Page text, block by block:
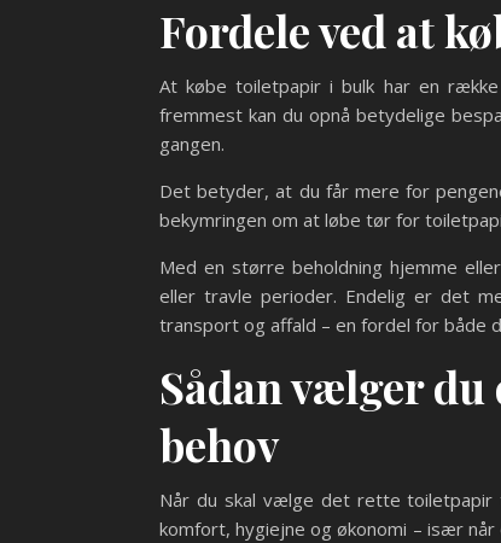
Fordele ved at
At købe toiletpapir i bulk har en
fremmest kan du opnå betydelige
gangen.
Det betyder, at du får mere for
bekymringen om at løbe tør for
Med en større beholdning hjemme
eller travle perioder. Endelig er det
transport og affald – en fordel for både
Sådan vælger
behov
Når du skal vælge det rette
komfort, hygiejne og økonomi – især